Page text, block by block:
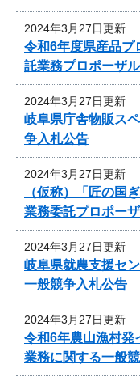
2024年3月27日更新
令和6年度県産品プ
託業務プロポーザ
2024年3月27日更新
岐阜県庁舎物販ス
争入札公告
2024年3月27日更新
（仮称）「匠の国
業務委託プロポー
2024年3月27日更新
岐阜県就農支援セ
一般競争入札公告
2024年3月27日更新
令和6年農山漁村発
業務に関する一般